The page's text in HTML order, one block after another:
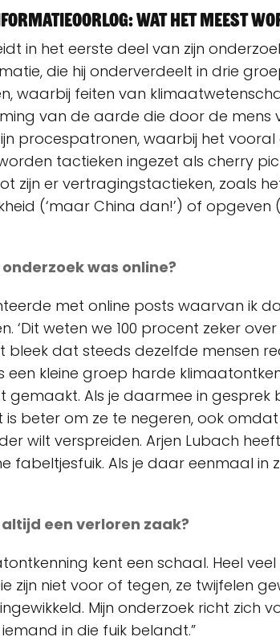
wat het meest
in het eerste deel van zijn
die hij onderverdeelt in drie
waarbij feiten van
van de aarde die door de mens
procespatronen, waarbij het
tactieken ingezet als cherry­
zijn er vertragingstactieken, zoals
(‘maar China dan!’) of opgeven
was online?
met online posts waarvan ik
‘Dit weten we 100 procent zeker
bleek dat steeds dezelfde mensen
een kleine groep harde
Als je daarmee in gesprek
is beter om ze te negeren, ook
wilt verspreiden. Arjen Lubach
fabeltjesfuik. Als je daar eenmaal in
een verloren zaak?
kent een schaal. Heel
zijn niet voor of tegen, ze twijfelen
Mijn onderzoek richt zich
in die fuik belandt.”